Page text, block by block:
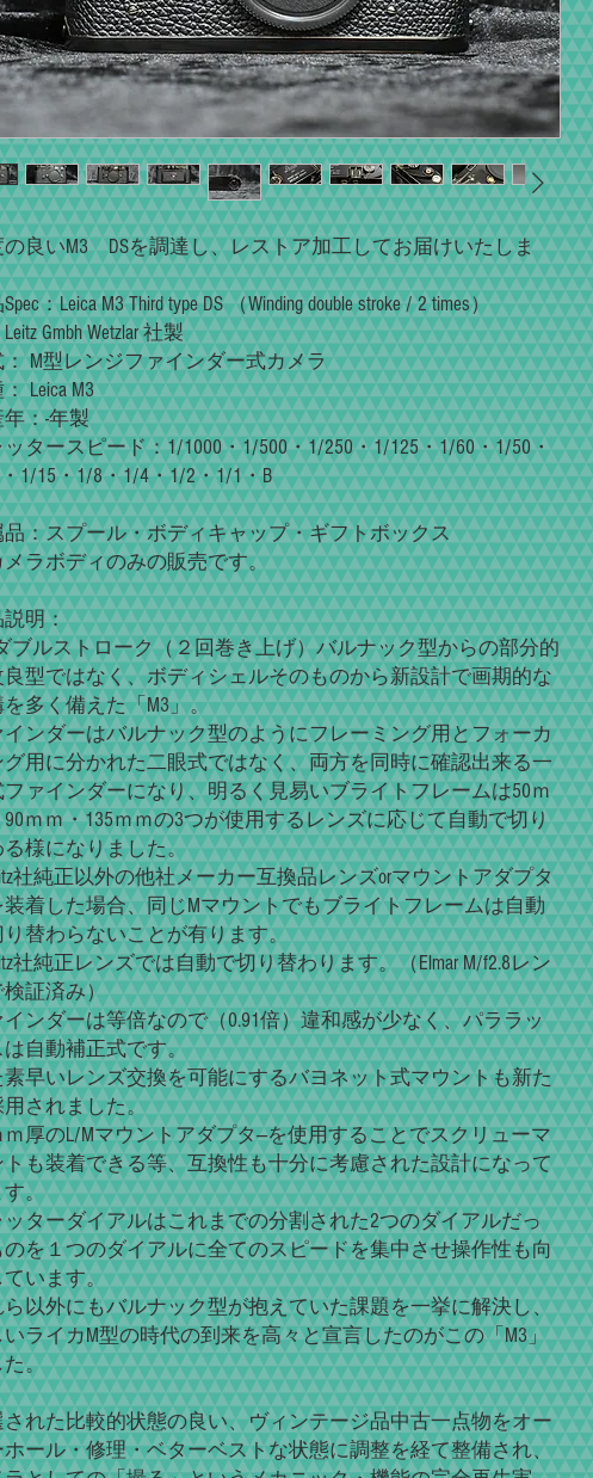
の良いM3 DSを調達し、レストア加工してお届けいたしま
：Leica M3 Third type DS （Winding double stroke / 2 times）
Leitz Gmbh Wetzlar 社製
M型レンジファインダー式カメラ
Leica M3
：-年製
タースピード：1/1000・1/500・1/250・1/125・1/60・1/50・
1/15・1/8・1/4・1/2・1/1・B
品：スプール・ボディキャップ・ギフトボックス
ラボディのみの販売です。
説明：
ブルストローク（２回巻き上げ）バルナック型からの部分的
良型ではなく、ボディシェルそのものから新設計で画期的な
多く備えた「M3」。
インダーはバルナック型のようにフレーミング用とフォーカ
グ用に分かれた二眼式ではなく、両方を同時に確認出来る一
ファインダーになり、明るく見易いブライトフレームは50ｍ
ｍｍ・135ｍｍの3つが使用するレンズに応じて自動で切り
る様になりました。
社純正以外の他社メーカー互換品レンズorマウントアダプタ
装着した場合、同じMマウントでもブライトフレームは自動
り替わらないことが有ります。
社純正レンズでは自動で切り替わります。（Elmar M/f2.8レン
検証済み）
ンダーは等倍なので（0.91倍）違和感が少なく、パララッ
は自動補正式です。
素早いレンズ交換を可能にするバヨネット式マウントも新た
用されました。
ｍ厚のL/Mマウントアダプタ―を使用することでスクリューマ
トも装着できる等、互換性も十分に考慮された設計になって
す。
ッターダイアルはこれまでの分割された2つのダイアルだっ
のを１つのダイアルに全てのスピードを集中させ操作性も向
ています。
ら以外にもバルナック型が抱えていた課題を一挙に解決し、
ライカM型の時代の到来を高々と宣言したのがこの「M3」
た。
された比較的状態の良い、ヴィンテージ品中古一点物をオー
ホール・修理・ベターベストな状態に調整を経て整備され、